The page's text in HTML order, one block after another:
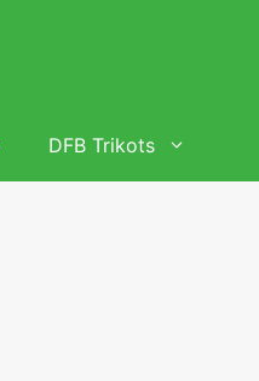
DFB Trikots